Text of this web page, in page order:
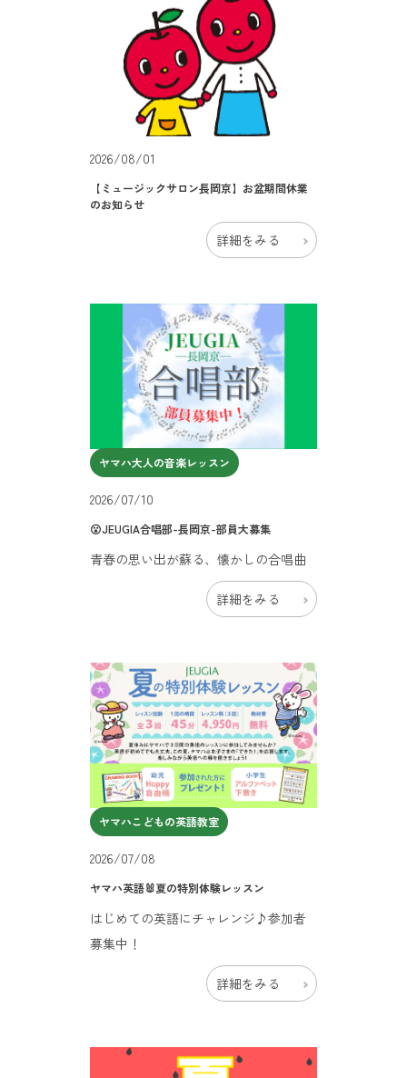
2026/08/01
【ミュージックサロン長岡京】お盆期間休業
のお知らせ
詳細をみる
ヤマハ大人の音楽レッスン
2026/07/10
😮JEUGIA合唱部-長岡京-部員大募集
青春の思い出が蘇る、懐かしの合唱曲
詳細をみる
ヤマハこどもの英語教室
2026/07/08
ヤマハ英語🐰夏の特別体験レッスン
はじめての英語にチャレンジ♪参加者
募集中！
詳細をみる